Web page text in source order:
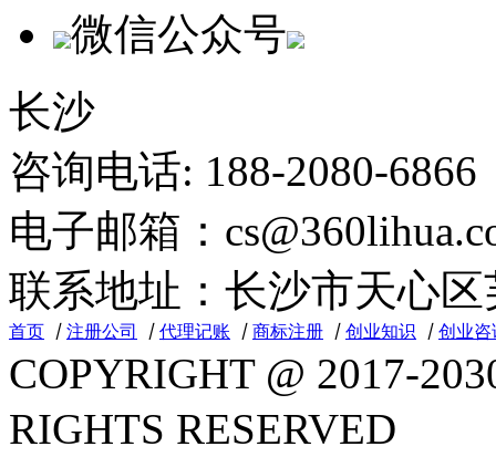
微信公众号
长沙
咨询电话: 188-2080-
电子邮箱：
联系地址：长沙市天心
首页 丨 注册公司 丨 代理记账 丨 商标注册 丨 创业知识 丨 创业咨
COPYRIGHT @ 2017-
RIGHTS RESERVED